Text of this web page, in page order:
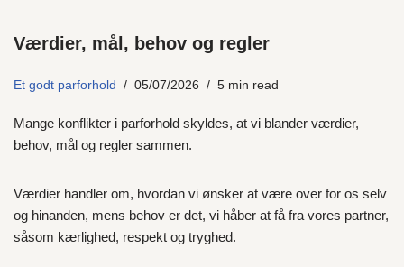
Værdier, mål, behov og regler
Et godt parforhold 05/07/2026 5 min read
Mange konflikter i parforhold skyldes, at vi blander værdier,
behov, mål og regler sammen.
Værdier handler om, hvordan vi ønsker at være over for os selv
og hinanden, mens behov er det, vi håber at få fra vores partner,
såsom kærlighed, respekt og tryghed.